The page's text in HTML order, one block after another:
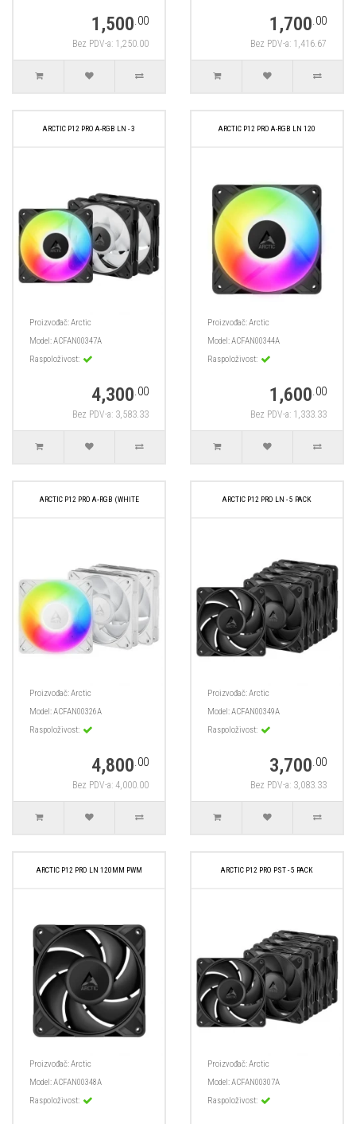
1,500.00
Bez PDV-a: 1,250.00
1,700.00
Bez PDV-a: 1,416.67
ARCTIC P12 PRO A-RGB LN - 3
Proizvođač:Arctic
Model:ACFAN00347A
Raspoloživost:
4,300.00
Bez PDV-a: 3,583.33
ARCTIC P12 PRO A-RGB LN 120
Proizvođač:Arctic
Model:ACFAN00344A
Raspoloživost:
1,600.00
Bez PDV-a: 1,333.33
ARCTIC P12 PRO A‑RGB (WHITE
Proizvođač:Arctic
Model:ACFAN00326A
Raspoloživost:
4,800.00
Bez PDV-a: 4,000.00
ARCTIC P12 PRO LN - 5 PACK
Proizvođač:Arctic
Model:ACFAN00349A
Raspoloživost:
3,700.00
Bez PDV-a: 3,083.33
ARCTIC P12 PRO LN 120MM PWM
Proizvođač:Arctic
Model:ACFAN00348A
Raspoloživost:
ARCTIC P12 PRO PST - 5 PACK
Proizvođač:Arctic
Model:ACFAN00307A
Raspoloživost: